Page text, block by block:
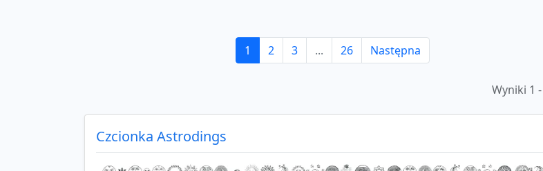
1 2 3 ... 26 Następna
Wyniki 1
Czcionka Astrodings